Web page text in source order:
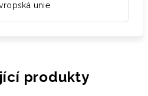
unie
produkty